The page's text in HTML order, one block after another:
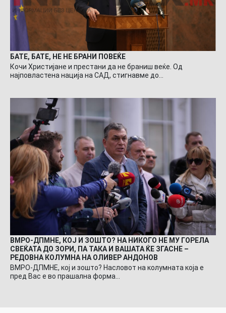
БАТЕ, БАТЕ, НЕ НЕ БРАНИ ПОВЕЌЕ
Кочи Христијане и престани да не браниш веќе. Од
најповластена нација на САД, стигнавме до…
ВМРО-ДПМНЕ, КОЈ И ЗОШТО? НА НИКОГО НЕ МУ ГОРЕЛА
СВЕЌАТА ДО ЗОРИ, ПА ТАКА И ВАШАТА ЌЕ ЗГАСНЕ –
РЕДОВНА КОЛУМНА НА ОЛИВЕР АНДОНОВ
ВМРО-ДПМНЕ, кој и зошто? Насловот на колумната која е
пред Вас е во прашална форма…